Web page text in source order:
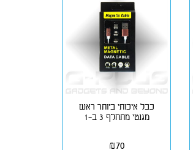
כבל איכותי ביותר ראש
מגנטי מתחלף 3 ב-1
₪70